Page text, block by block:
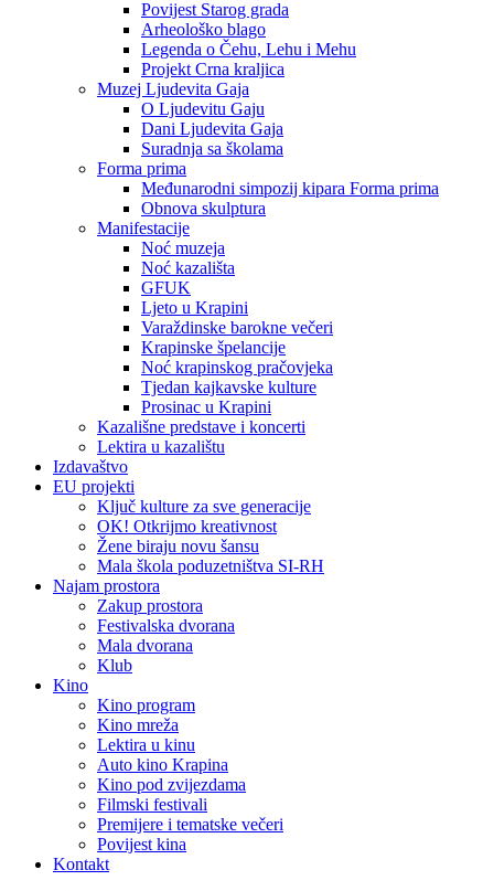
Povijest Starog grada
Arheološko blago
Legenda o Čehu, Lehu i Mehu
Projekt Crna kraljica
Muzej Ljudevita Gaja
O Ljudevitu Gaju
Dani Ljudevita Gaja
Suradnja sa školama
Forma prima
Međunarodni simpozij kipara Forma prima
Obnova skulptura
Manifestacije
Noć muzeja
Noć kazališta
GFUK
Ljeto u Krapini
Varaždinske barokne večeri
Krapinske špelancije
Noć krapinskog pračovjeka
Tjedan kajkavske kulture
Prosinac u Krapini
Kazališne predstave i koncerti
Lektira u kazalištu
Izdavaštvo
EU projekti
Ključ kulture za sve generacije
OK! Otkrijmo kreativnost
Žene biraju novu šansu
Mala škola poduzetništva SI-RH
Najam prostora
Zakup prostora
Festivalska dvorana
Mala dvorana
Klub
Kino
Kino program
Kino mreža
Lektira u kinu
Auto kino Krapina
Kino pod zvijezdama
Filmski festivali
Premijere i tematske večeri
Povijest kina
Kontakt